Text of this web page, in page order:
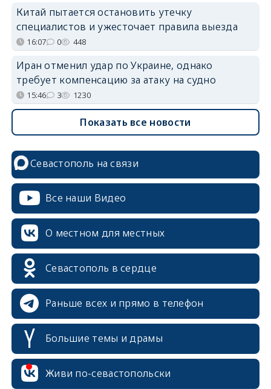
Китай пытается остановить утечку
специалистов и ужесточает правила выезда
16:07 0 448
Иран отменил удар по Украине, однако
требует компенсацию за атаку на судно
15:46 3 1230
Показать все новости
Севастополь на связи
Все наши Видео
О местном для местных
Севастополь в сердце
Раньше всех и прямо в телефон
Большие темы и драмы
Живи по-севастопольски
erid: 2SDnjcrDNw6